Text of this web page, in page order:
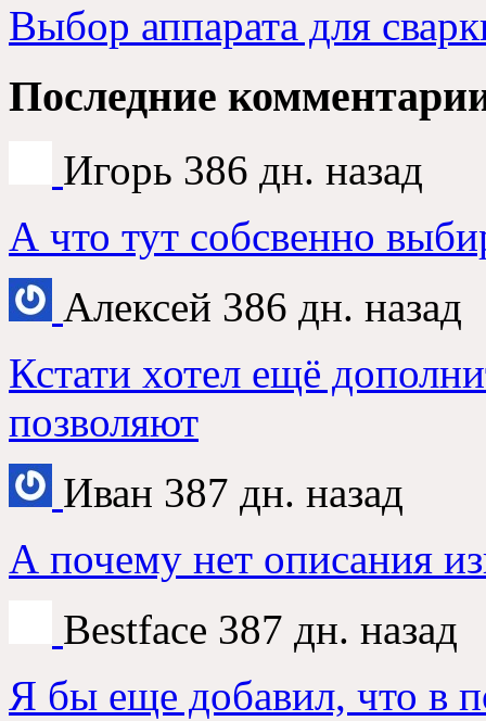
Выбор аппарата для
Последние
Игорь 386 дн. назад
А что тут собсвенно
Алексей 386 дн. назад
Кстати хотел ещё
позволяют
Иван 387 дн. назад
А почему нет описания
Bestface 387 дн. назад
Я бы еще добавил, что в